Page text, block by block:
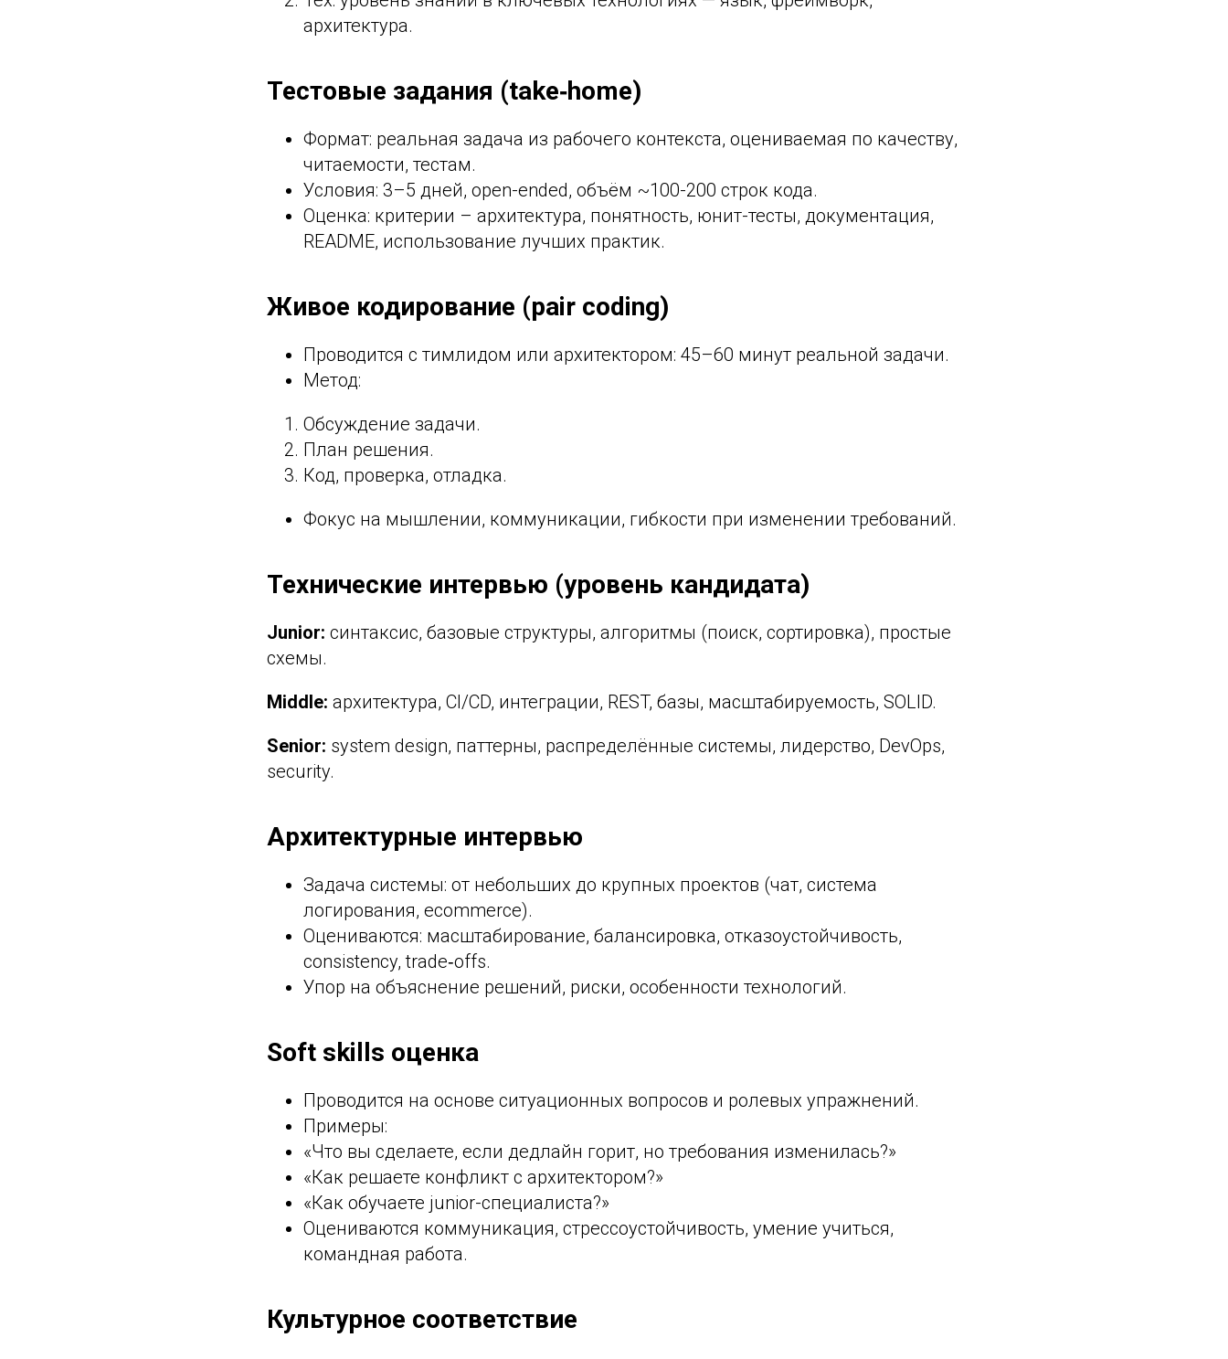
архитектура.
Тестовые задания (take‑home)
Формат: реальная задача из рабочего контекста, оцениваемая по качеству,
читаемости, тестам.
Условия: 3–5 дней, open-ended, объём ~100-200 строк кода.
Оценка: критерии – архитектура, понятность, юнит-тесты, документация,
README, использование лучших практик.
Живое кодирование (pair coding)
Проводится с тимлидом или архитектором: 45–60 минут реальной задачи.
Метод:
Обсуждение задачи.
План решения.
Код, проверка, отладка.
Фокус на мышлении, коммуникации, гибкости при изменении требований.
Технические интервью (уровень кандидата)
Junior: синтаксис, базовые структуры, алгоритмы (поиск, сортировка), простые
схемы.
Middle: архитектура, CI/CD, интеграции, REST, базы, масштабируемость, SOLID.
Senior: system design, паттерны, распределённые системы, лидерство, DevOps,
security.
Архитектурные интервью
Задача системы: от небольших до крупных проектов (чат, система
логирования, ecommerce).
Оцениваются: масштабирование, балансировка, отказоустойчивость,
consistency, trade‑offs.
Упор на объяснение решений, риски, особенности технологий.
Soft skills оценка
Проводится на основе ситуационных вопросов и ролевых упражнений.
Примеры:
«Что вы сделаете, если дедлайн горит, но требования изменилась?»
«Как решаете конфликт с архитектором?»
«Как обучаете junior-специалиста?»
Оцениваются коммуникация, стрессоустойчивость, умение учиться,
командная работа.
Культурное соответствие